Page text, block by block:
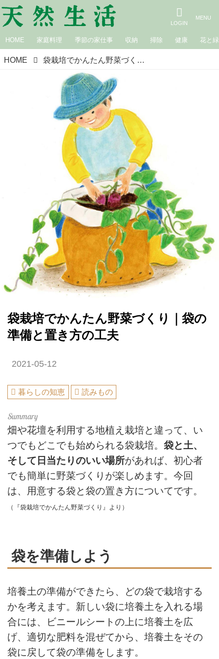
HOME 家庭料理 季節の家仕事 収納 掃除 健康 花と緑
HOME 袋栽培でかんたん野菜づくり｜袋の準備と置き方の工夫
袋栽培でかんたん野菜づくり｜袋の
準備と置き方の工夫
2021-05-12
暮らしの知恵 読みもの
畑や花壇を利用する地植え栽培と違って、い
つでもどこでも始められる袋栽培。 袋と土、
そして日当たりのいい場所があれば、初心者
でも簡単に野菜づくりが楽しめます。今回
は、用意する袋と袋の置き方についてです。
（『袋栽培でかんたん野菜づくり』より）
袋を準備しよう
培養土の準備ができたら、どの袋で栽培する
かを考えます。新しい袋に培養土を入れる場
合には、ビニールシートの上に培養土を広
げ、適切な肥料を混ぜてから、培養土をその
袋に戻して袋の準備をします。